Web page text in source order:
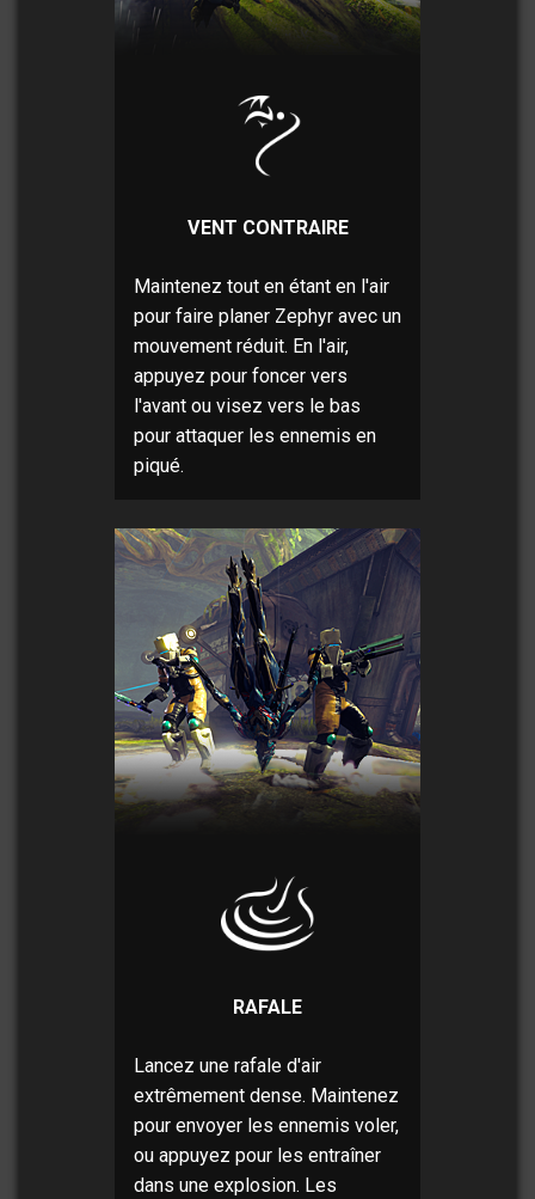
VENT CONTRAIRE
Maintenez tout en étant en l'air
pour faire planer Zephyr avec un
mouvement réduit. En l'air,
appuyez pour foncer vers
l'avant ou visez vers le bas
pour attaquer les ennemis en
piqué.
RAFALE
Lancez une rafale d'air
extrêmement dense. Maintenez
pour envoyer les ennemis voler,
ou appuyez pour les entraîner
dans une explosion. Les